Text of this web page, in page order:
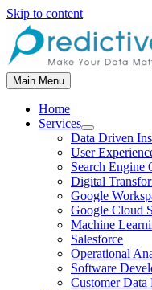
Skip to content
Main Menu
Home
Services
Data Driven
User
Search Engine
Digital
Google
Google Cloud
Machine
Salesforce
Operational
Software
Customer Data